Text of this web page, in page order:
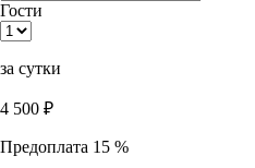
Гости
за сутки
4 500 ₽
Предоплата 15 %